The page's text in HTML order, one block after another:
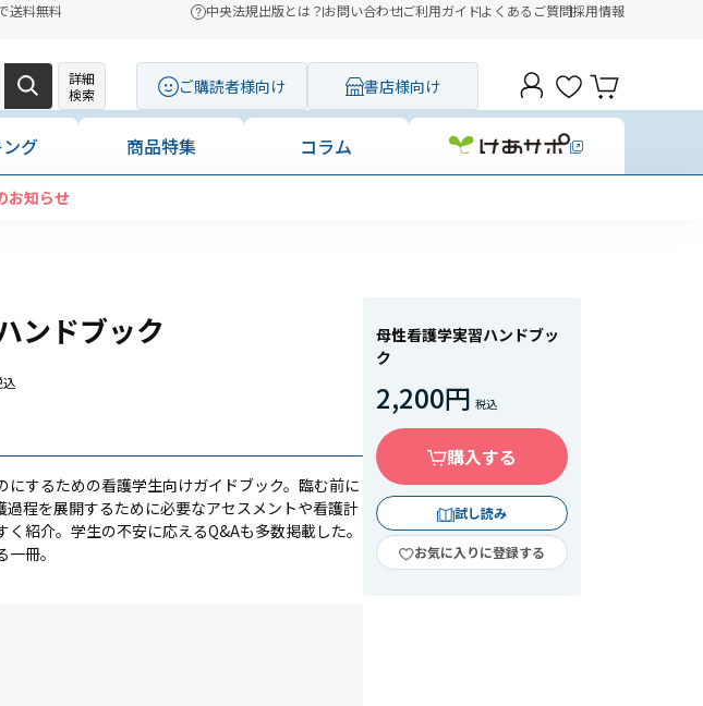
送料無料 中央法規出版とは？お問い合わせご利用ガイドよくあるご質問採用情報
詳細
検索
ご購読者様向け 書店様向け
グ 商品特集 コラム
お知らせ
ンドブック
にするための看護学生向けガイドブック。臨む前に
過程を展開するために必要なアセスメントや看護計
紹介。学生の不安に応えるQ&Aも多数掲載した。
冊。
母性看護学実習ハンドブッ
ク
2,200円
購入する
試し読み
お気に入りに登録する